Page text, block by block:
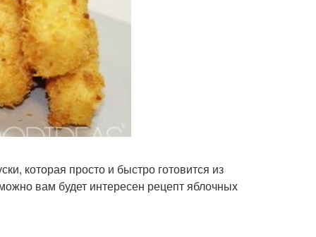
которая просто и быстро готовится из
вам будет интересен рецепт яблочных